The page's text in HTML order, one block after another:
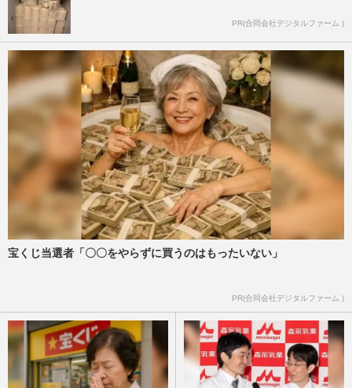
PR(合同会社デジタルファーム )
宝くじ当選者「〇〇をやらずに買うのはもったいない」
PR(合同会社デジタルファーム )